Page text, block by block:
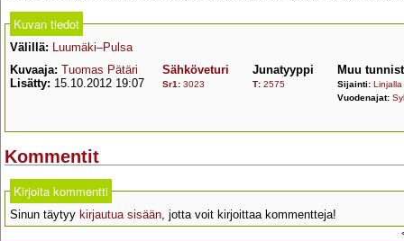
Kuvan tiedot
Välillä: Luumäki–Pulsa
Kuvaaja: Tuomas Pätäri
Lisätty: 15.10.2012 19:07
Sähköveturi
Sr1 : 3023
Junatyyppi
T: 2575
Muu
Sijainti: Linjalla
Vuodenajat:
Kommentit
Kirjoita kommentti
Sinun täytyy kirjautua sisään, jotta voit kirjoittaa kommentteja!